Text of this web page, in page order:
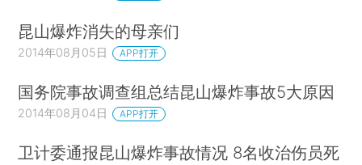
昆山爆炸消失的母亲们
2014年08月05日 APP打开
国务院事故调查组总结昆山爆炸事故5大原因
2014年08月04日 APP打开
卫计委通报昆山爆炸事故情况 8名收治伤员死